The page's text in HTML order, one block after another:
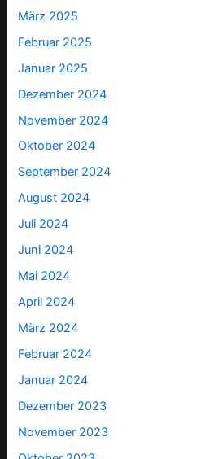
März 2025
Februar 2025
Januar 2025
Dezember 2024
November 2024
Oktober 2024
September 2024
August 2024
Juli 2024
Juni 2024
Mai 2024
April 2024
März 2024
Februar 2024
Januar 2024
Dezember 2023
November 2023